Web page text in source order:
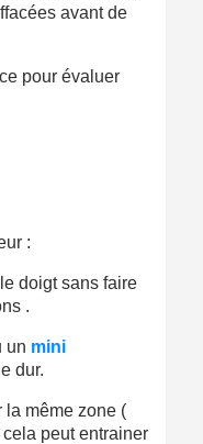
avant de
pour évaluer
:
doigt sans faire
.
un mini
dur.
la même zone (
peut entrainer